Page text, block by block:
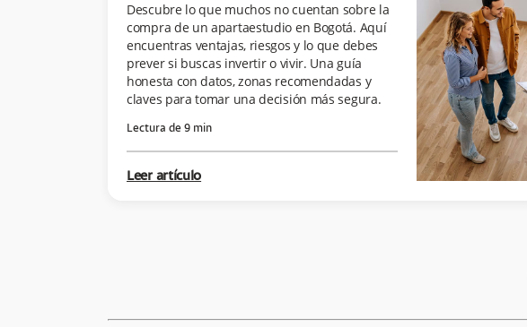
Descubre lo que muchos no cuentan sobre la
compra de un apartaestudio en Bogotá. Aquí
encuentras ventajas, riesgos y lo que debes
prever si buscas invertir o vivir. Una guía
honesta con datos, zonas recomendadas y
claves para tomar una decisión más segura.
Lectura de 9 min
Leer artículo